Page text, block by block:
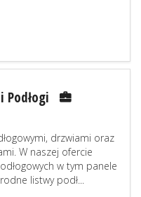
Podłogi
drzwiami oraz
W naszej ofercie
w tym panele
listwy podł...